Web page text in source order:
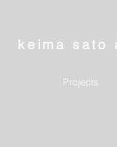
keima sato
Projects